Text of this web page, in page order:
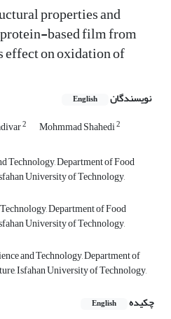
properties and
based film from
effect on oxidation of
نویسندگان English
2 Mohmmad Shahedi2
Technology, Department of Food
University of Technology,
Department of Food
University of Technology,
and Technology, Department of
Isfahan University of Technology,
چکیده
English